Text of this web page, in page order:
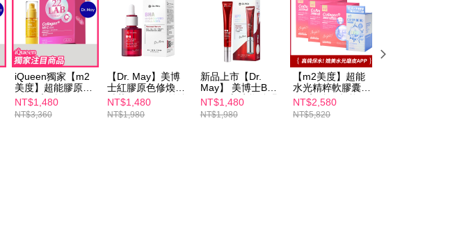
iQueen獨家【m2
美度】超能膠原C
粉(30入/盒)x1+
【Dr. May】美博
士外泌C微晶美白
NT$1,480
NT$3,360
【Dr. May】美博
士紅膠原色修煥膚
精華(30ml) 紅外泌
膠原精華
NT$1,480
NT$1,980
新品上市【Dr.
May】 美博士B12
紅膠原新生撫紋眼
霜(20ml) 紅外泌紅
熨斗眼霜
NT$1,480
NT$1,980
【m2美度】超能
水光精粹軟膠囊
(24入/盒)+超能膠
原水光飲(8入/
盒)x3
NT$2,580
NT$5,820